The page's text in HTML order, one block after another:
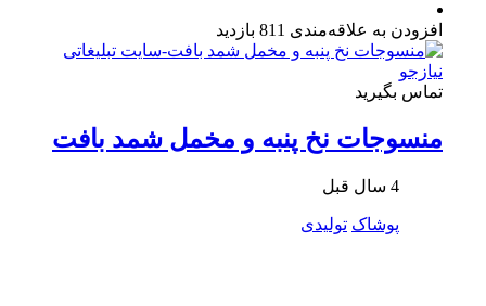
افزودن به علاقه‌مندی 811 بازدید
تماس بگیرید
منسوجات نخ پنبه و مخمل شمد بافت
4 سال قبل
پوشاک تولیدی